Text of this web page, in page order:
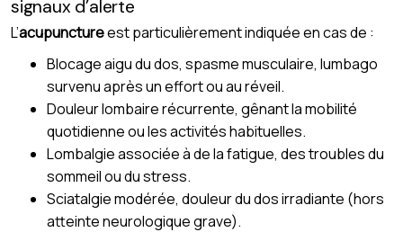
signaux d’alerte
L’acupunctureest particulièrement indiquée en cas de :
Blocage aigu du dos, spasme musculaire, lumbago
survenu après un effort ou au réveil.
Douleur lombaire récurrente, gênant la mobilité
quotidienne ou les activités habituelles.
Lombalgie associée à de la fatigue, des troubles du
sommeil ou du stress.
Sciatalgie modérée, douleur du dos irradiante (hors
atteinte neurologique grave).